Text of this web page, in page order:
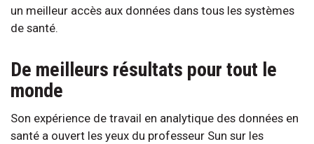
un meilleur accès aux données dans tous les systèmes
de santé.
De meilleurs résultats pour tout le
monde
Son expérience de travail en analytique des données en
santé a ouvert les yeux du professeur Sun sur les